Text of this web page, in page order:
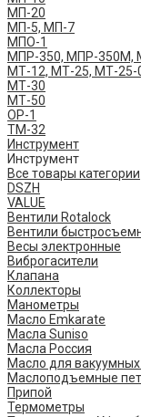
МП-20
МП-5, МП-7
МПО-1
МПР-350, МПР-350М,
МТ-12, МТ-25, МТ-25-
МТ-30
МТ-50
ОР-1
ТМ-32
Инструмент
Инструмент
Все товары категории
DSZH
VALUE
Вентили Rotalock
Вентили
Весы электронные
Виброгасители
Клапана
Коллекторы
Манометры
Масло Emkarate
Масла Suniso
Масла Россия
Масло для вакуумных
Маслоподъемные
Припой
Термометры